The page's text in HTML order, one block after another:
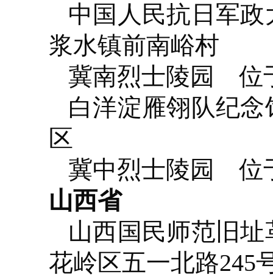
中国人民抗日军
浆水镇前南峪村
冀南烈士陵园
位
白洋淀雁翎队纪念
区
冀中烈士陵园
位
山西省
山西国民师范旧
花岭区五一北路245